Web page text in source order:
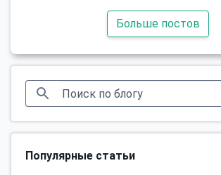
Больше постов
Популярные статьи